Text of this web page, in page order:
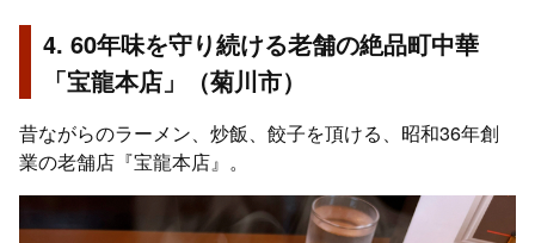
4. 60年味を守り続ける老舗の絶品町中華
「宝龍本店」（菊川市）
昔ながらのラーメン、炒飯、餃子を頂ける、昭和36年創
業の老舗店『宝龍本店』。